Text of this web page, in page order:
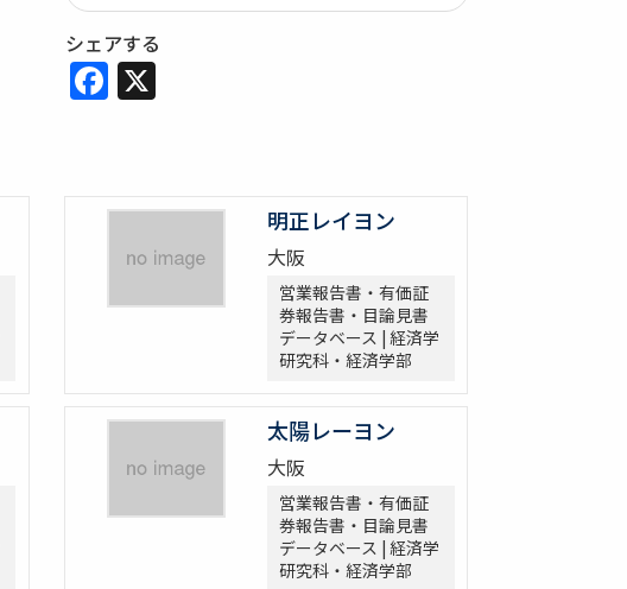
シェアする
Facebook
X
明正レイヨン
大阪
営業報告書・有価証
券報告書・目論見書
データベース | 経済学
研究科・経済学部
太陽レーヨン
大阪
営業報告書・有価証
券報告書・目論見書
データベース | 経済学
研究科・経済学部